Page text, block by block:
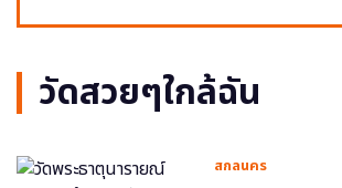
วัดสวยๆใกล้ฉัน
สกลนคร